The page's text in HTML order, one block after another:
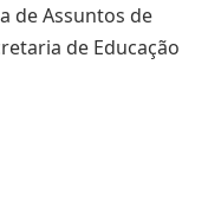
de Assuntos de
de Educação